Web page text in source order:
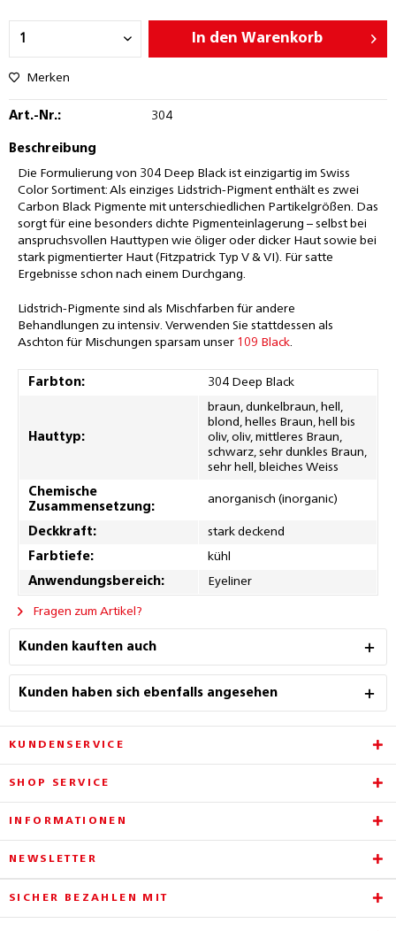
In den Warenkorb
Merken
Art.-Nr.: 304
Beschreibung
Die Formulierung von 304 Deep Black ist einzigartig im Swiss
Color Sortiment: Als einziges Lidstrich-Pigment enthält es zwei
Carbon Black Pigmente mit unterschiedlichen Partikelgrößen. Das
sorgt für eine besonders dichte Pigmenteinlagerung – selbst bei
anspruchsvollen Hauttypen wie öliger oder dicker Haut sowie bei
stark pigmentierter Haut (Fitzpatrick Typ V & VI). Für satte
Ergebnisse schon nach einem Durchgang.
Lidstrich-Pigmente sind als Mischfarben für andere
Behandlungen zu intensiv. Verwenden Sie stattdessen als
Aschton für Mischungen sparsam unser 109 Black.
Farbton: 304 Deep Black
Hauttyp:
braun, dunkelbraun, hell,
blond, helles Braun, hell bis
oliv, oliv, mittleres Braun,
schwarz, sehr dunkles Braun,
sehr hell, bleiches Weiss
Chemische
Zusammensetzung:
anorganisch (inorganic)
Deckkraft:
stark deckend
Farbtiefe:
kühl
Anwendungsbereich:
Eyeliner
Fragen zum Artikel?
Kunden kauften auch
Kunden haben sich ebenfalls angesehen
KUNDENSERVICE
SHOP SERVICE
INFORMATIONEN
NEWSLETTER
SICHER BEZAHLEN MIT